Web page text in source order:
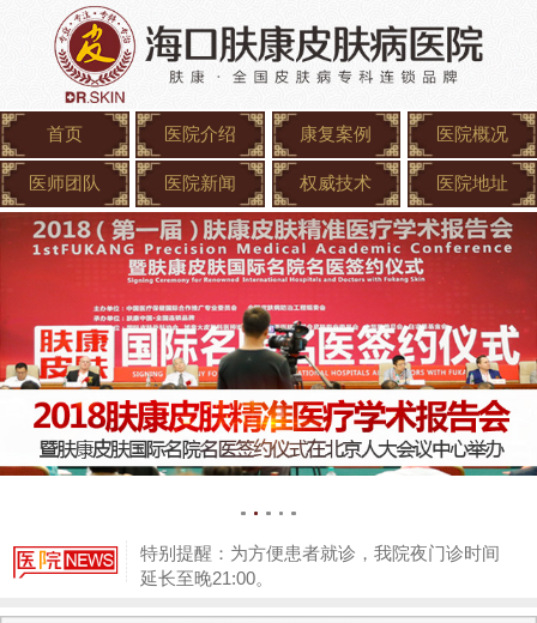
首页 医院介绍 康复案例 医院概况
医师团队 医院新闻 权威技术 医院地址
特别提醒：为方便患者就诊，我院夜门诊时间
延长至晚21:00。